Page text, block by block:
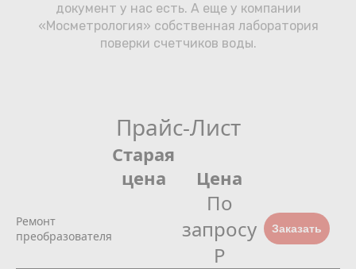
документ у нас есть. А еще у компании
«Мосметрология» собственная лаборатория
поверки счетчиков воды.
Прайс-Лист
Старая
цена
Цена
Ремонт
преобразователя
По
запросу
Р
Заказать